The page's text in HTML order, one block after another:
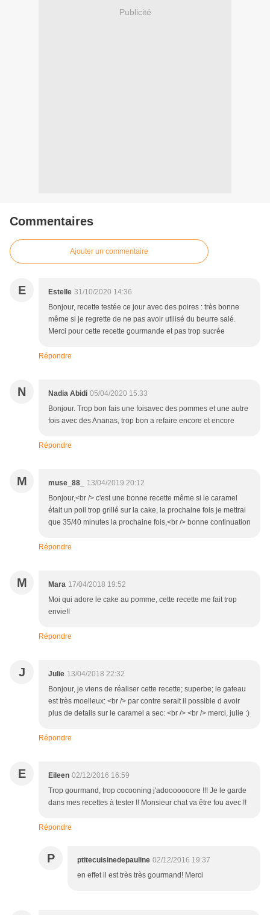
Publicité
Commentaires
Ajouter un commentaire
E Estelle 31/10/2020 14:36
Bonjour, recette testée ce jour avec des poires : très bonne
même si je regrette de ne pas avoir utilisé du beurre salé.
Merci pour cette recette gourmande et pas trop sucrée
Répondre
N Nadia Abidi 05/04/2020 15:33
Bonjour. Trop bon fais une foisavec des pommes et une autre
fois avec des Ananas, trop bon a refaire encore et encore
Répondre
M muse_88_
13/04/2019 20:12
Bonjour,<br /> c'est une bonne recette même si le caramel
était un poil trop grillé sur la cake, la prochaine fois je mettrai
que 35/40 minutes la prochaine fois,<br /> bonne continuation
Répondre
M Mara 17/04/2018 19:52
Moi qui adore le cake au pomme, cette recette me fait trop
envie!!
Répondre
J Julie 13/04/2018 22:32
Bonjour, je viens de réaliser cette recette; superbe; le gateau
est très moelleux: <br /> par contre serait il possible d avoir
plus de details sur le caramel a sec: <br /> <br /> merci, julie :)
Répondre
E Eileen 02/12/2016 16:59
Trop gourmand, trop cocooning j'adooooooore !!! Je le garde
dans mes recettes à tester !! Monsieur chat va être fou avec !!
Répondre
P ptitecuisinedepauline 02/12/2016 19:37
en effet il est très très gourmand! Merci